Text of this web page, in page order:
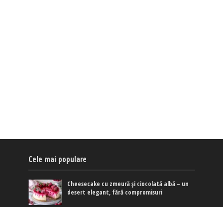
Cele mai populare
Cheesecake cu zmeură și ciocolată albă – un
desert elegant, fără compromisuri